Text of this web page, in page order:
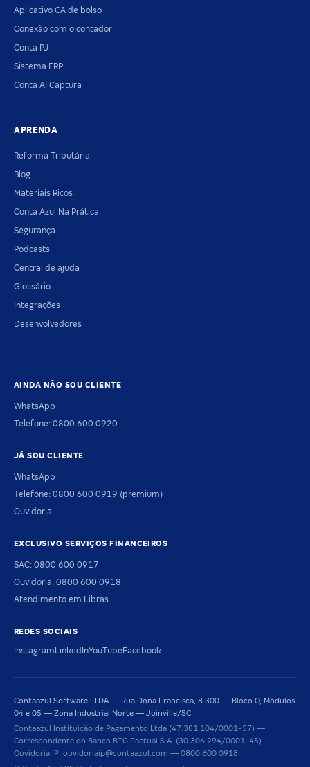
Aplicativo CA de bolso
Conexão com o contador
Conta PJ
Sistema ERP
Conta AI Captura
APRENDA
Reforma Tributária
Blog
Materiais Ricos
Conta Azul Na Prática
Segurança
Podcasts
Central de ajuda
Glossário
Integrações
Desenvolvedores
AINDA NÃO SOU CLIENTE
WhatsApp
Telefone: 0800 600 0920
JÁ SOU CLIENTE
WhatsApp
Telefone: 0800 600 0919 (premium)
Ouvidoria
EXCLUSIVO SERVIÇOS FINANCEIROS
SAC: 0800 600 0917
Ouvidoria: 0800 600 0918
Atendimento em Libras
REDES SOCIAIS
InstagramLinkedInYouTubeFacebook
Contaazul Software LTDA — Rua Dona Francisca, 8.300 — Bloco O, Módulos
04 e 05 — Zona Industrial Norte — Joinville/SC
Contaazul Instituição de Pagamento Ltda (47.381.104/0001-57) —
Correspondente do Banco BTG Pactual S.A. (30.306.294/0001-45).
Ouvidoria IP: ouvidoriaip@contaazul.com — 0800 600 0918.